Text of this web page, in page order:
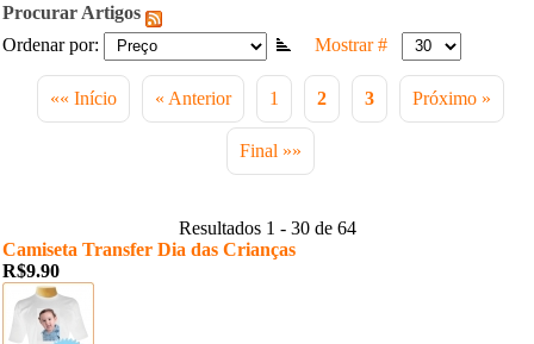
Procurar Artigos
Ordenar por: Mostrar #
«« Início « Anterior 1 2 3 Próximo »
Final »»
Resultados 1 - 30 de 64
Camiseta Transfer Dia das Crianças
R$9.90